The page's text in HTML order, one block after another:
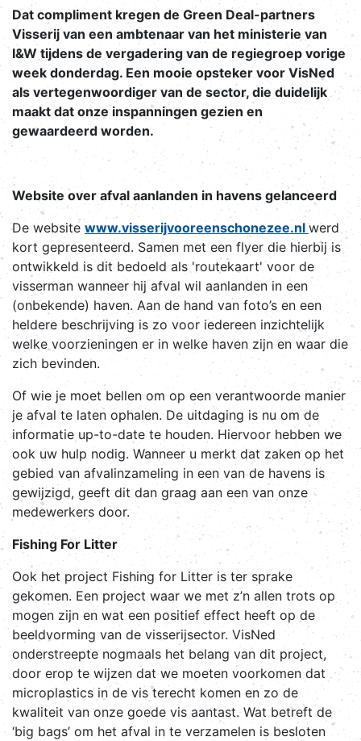
Dat compliment kregen de Green Deal-partners
Visserij van een ambtenaar van het ministerie van
I&W tijdens de vergadering van de regiegroep vorige
week donderdag. Een mooie opsteker voor VisNed
als vertegenwoordiger van de sector, die duidelijk
maakt dat onze inspanningen gezien en
gewaardeerd worden.
Website over afval aanlanden in havens gelanceerd
De website www.visserijvooreenschonezee.nlwerd
kort gepresenteerd. Samen met een flyer die hierbij is
ontwikkeld is dit bedoeld als 'routekaart' voor de
visserman wanneer hij afval wil aanlanden in een
(onbekende) haven. Aan de hand van foto’s en een
heldere beschrijving is zo voor iedereen inzichtelijk
welke voorzieningen er in welke haven zijn en waar die
zich bevinden.
Of wie je moet bellen om op een verantwoorde manier
je afval te laten ophalen. De uitdaging is nu om de
informatie up-to-date te houden. Hiervoor hebben we
ook uw hulp nodig. Wanneer u merkt dat zaken op het
gebied van afvalinzameling in een van de havens is
gewijzigd, geeft dit dan graag aan een van onze
medewerkers door.
Fishing For Litter
Ook het project Fishing for Litter is ter sprake
gekomen. Een project waar we met z’n allen trots op
mogen zijn en wat een positief effect heeft op de
beeldvorming van de visserijsector. VisNed
onderstreepte nogmaals het belang van dit project,
door erop te wijzen dat we moeten voorkomen dat
microplastics in de vis terecht komen en zo de
kwaliteit van onze goede vis aantast. Wat betreft de
‘big bags’ om het afval in te verzamelen is besloten